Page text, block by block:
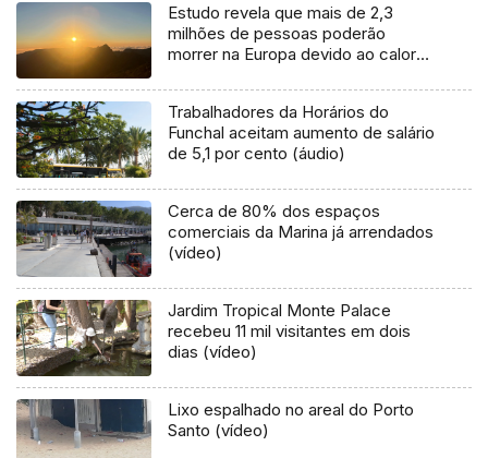
Estudo revela que mais de 2,3
milhões de pessoas poderão
morrer na Europa devido ao calor
Trabalhadores da Horários do
Funchal aceitam aumento de salário
de 5,1 por cento (áudio)
Cerca de 80% dos espaços
comerciais da Marina já arrendados
(vídeo)
Jardim Tropical Monte Palace
recebeu 11 mil visitantes em dois
dias (vídeo)
Lixo espalhado no areal do Porto
Santo (vídeo)